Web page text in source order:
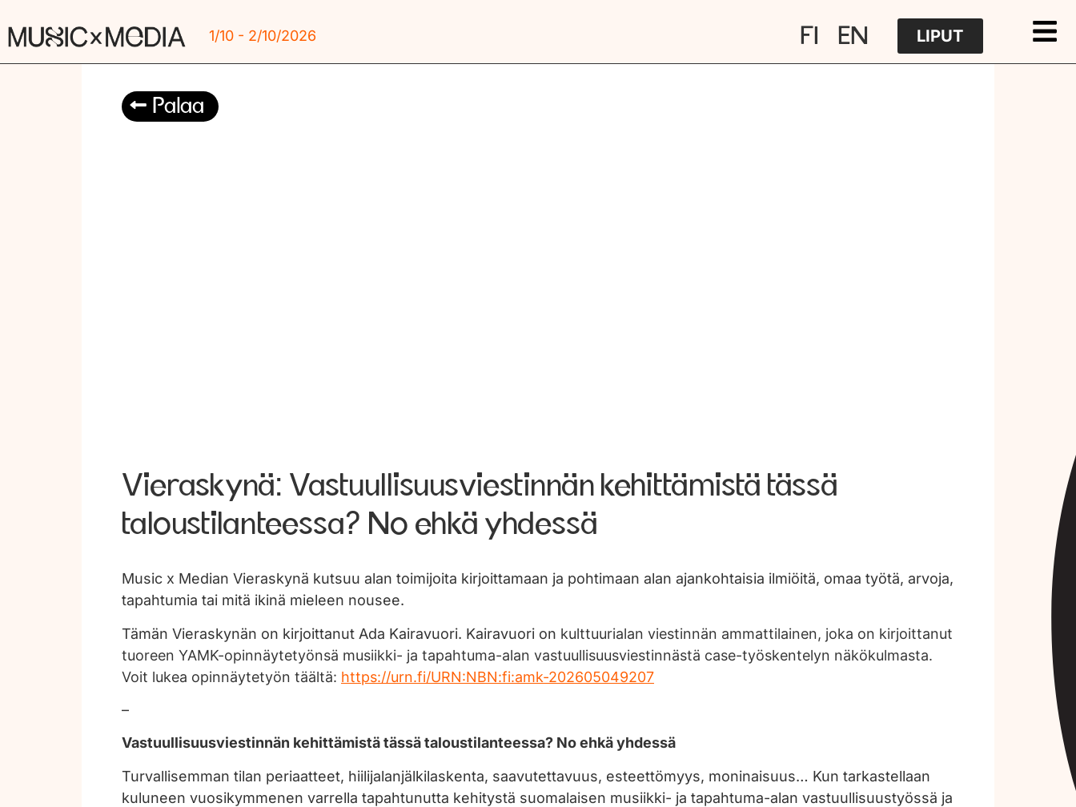
1/10 - 2/10/2026 FI EN LIPUT
Palaa
Vieraskynä: Vastuullisuusviestinnän kehittämistä tässä
taloustilanteessa? No ehkä yhdessä
Music x Median Vieraskynä kutsuu alan toimijoita kirjoittamaan ja pohtimaan alan ajankohtaisia ilmiöitä, omaa työtä, arvoja,
tapahtumia tai mitä ikinä mieleen nousee.
Tämän Vieraskynän on kirjoittanut Ada Kairavuori. Kairavuori on kulttuurialan viestinnän ammattilainen, joka on kirjoittanut
tuoreen YAMK-opinnäytetyönsä musiikki- ja tapahtuma-alan vastuullisuusviestinnästä case-työskentelyn näkökulmasta.
Voit lukea opinnäytetyön täältä: https://urn.fi/URN:NBN:fi:amk-202605049207
–
Vastuullisuusviestinnän kehittämistä tässä taloustilanteessa? No ehkä yhdessä
Turvallisemman tilan periaatteet, hiilijalanjälkilaskenta, saavutettavuus, esteettömyys, moninaisuus… Kun tarkastellaan
kuluneen vuosikymmenen varrella tapahtunutta kehitystä suomalaisen musiikki- ja tapahtuma-alan vastuullisuustyössä ja